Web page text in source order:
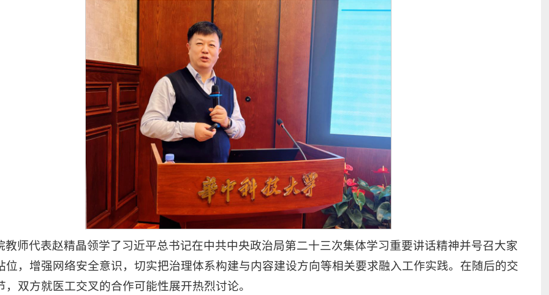
教师代表赵精晶领学了习近平总书记在中共中央政治局第二十三次集体学习重要讲话精神并号召大家
位，增强网络安全意识，切实把治理体系构建与内容建设方向等相关要求融入工作实践。在随后的交
，双方就医工交叉的合作可能性展开热烈讨论。